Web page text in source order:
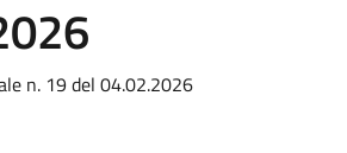
n. 19 del 04.02.2026